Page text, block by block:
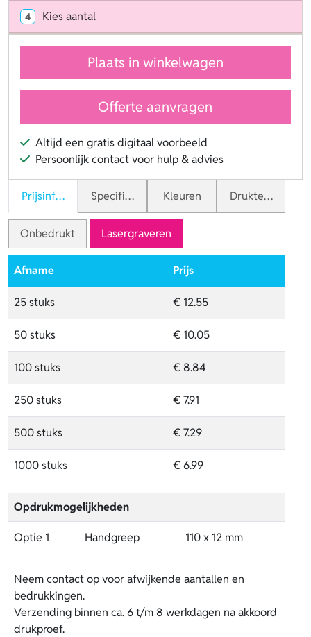
4 Kies aantal
Plaats in winkelwagen
Offerte aanvragen
Altijd een gratis digitaal voorbeeld
Persoonlijk contact voor hulp & advies
PrijsinformatieSpecificaties Kleuren Druktechnieken
Onbedrukt Lasergraveren
Afname Prijs
25 stuks € 12.55
50 stuks € 10.05
100 stuks € 8.84
250 stuks € 7.91
500 stuks € 7.29
1000 stuks € 6.99
Opdrukmogelijkheden
Optie 1 Handgreep 110 x 12 mm
Neem contact op voor afwijkende aantallen en
bedrukkingen.
Verzending binnen ca. 6 t/m 8 werkdagen na akkoord
drukproef.